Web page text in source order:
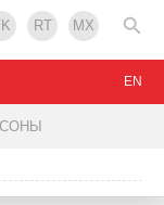
RT MX
EN